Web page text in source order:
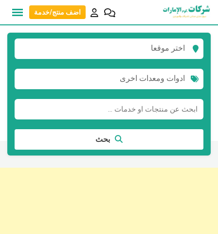
انتقل
المحتوى
اضف منتج/خدمة
اختر موقعا
ادوات ومعدات اخرى
بحث